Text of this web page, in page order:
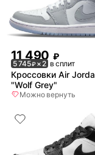
11 490 ₽
5 745₽× 2 в сплит
Кроссовки Air
"Wolf Grey"
Можно вернуть